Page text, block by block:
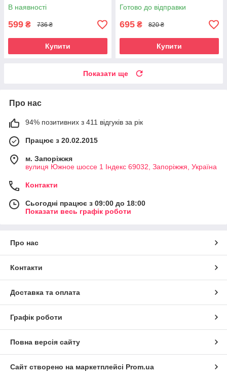
В наявності
599 ₴ 736 ₴
Купити
Готово до відправки
695 ₴ 820 ₴
Купити
Показати ще
Про нас
94% позитивних з 411 відгуків за рік
Працює з 20.02.2015
м. Запоріжжя
вулиця Южное шоссе 1 Індекс 69032, Запоріжжя, Україна
Контакти
Сьогодні працює з 09:00 до 18:00
Показати весь графік роботи
Про нас
Контакти
Доставка та оплата
Графік роботи
Повна версія сайту
Сайт створено на маркетплейсі Prom.ua